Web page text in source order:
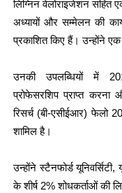
लिग्निन वेलोराइजेशन सहित
अध्यायों और सम्मेलन की
प्रकाशित किए हैं। उन्होंने
उनकी उपलब्धियों में
प्रोफेसरशिप प्राप्त करना
रिसर्च (बी-एसीईआर) फेलो
शामिल है।
उन्होंने स्टैनफोर्ड
के शीर्ष 2% शोधकर्ताओं की